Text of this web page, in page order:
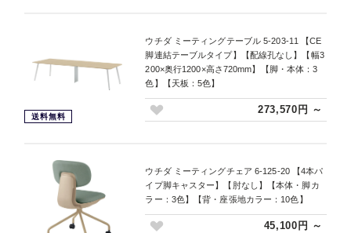
送料無料
ウチダ ミーティングテーブル 5-203-11 【CE
脚連結テーブルタイプ】【配線孔なし】【幅3
200×奥行1200×高さ720mm】【脚・本体：3
色】【天板：5色】
273,570円 ～
ウチダ ミーティングチェア 6-125-20 【4本パ
イプ脚キャスター】【肘なし】【本体・脚カ
ラー：3色】【背・座張地カラー：10色】
45,100円 ～